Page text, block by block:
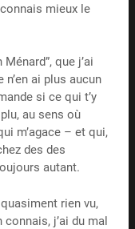
mieux le
que j’ai
ai plus aucun
si ce qui t’y
au sens où
m’agace – et qui,
des des
autant.
rien vu,
connais, j’ai du mal